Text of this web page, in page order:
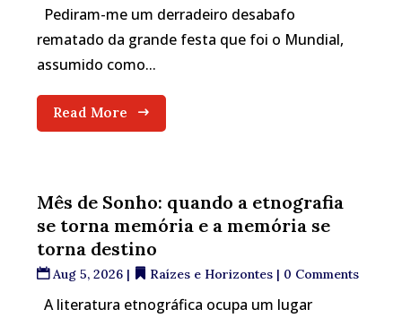
Pediram-me um derradeiro desabafo
rematado da grande festa que foi o Mundial,
assumido como...
Read More
Mês de Sonho: quando a etnografia
se torna memória e a memória se
torna destino
Aug 5, 2026 | Raízes e Horizontes | 0 Comments
A literatura etnográfica ocupa um lugar